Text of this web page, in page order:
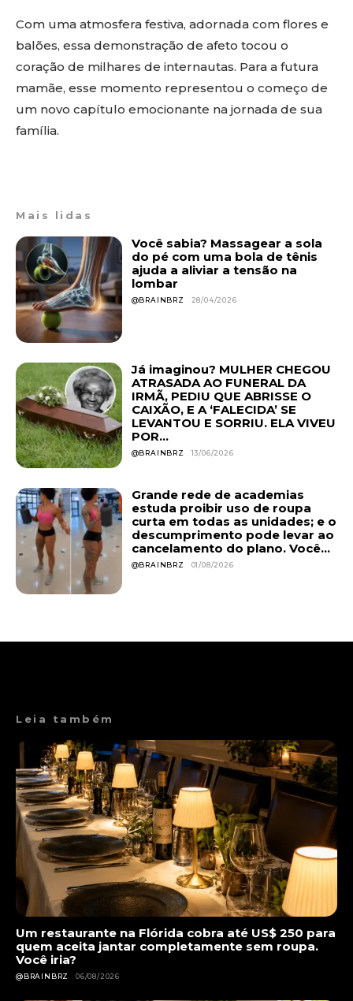
Com uma atmosfera festiva, adornada com flores e
balões, essa demonstração de afeto tocou o
coração de milhares de internautas. Para a futura
mamãe, esse momento representou o começo de
um novo capítulo emocionante na jornada de sua
família.
Mais lidas
Você sabia? Massagear a sola
do pé com uma bola de tênis
ajuda a aliviar a tensão na
lombar
@BRAINBRZ 28/04/2026
Já imaginou? MULHER CHEGOU
ATRASADA AO FUNERAL DA
IRMÃ, PEDIU QUE ABRISSE O
CAIXÃO, E A ‘FALECIDA’ SE
LEVANTOU E SORRIU. ELA VIVEU
POR...
@BRAINBRZ 13/06/2026
Grande rede de academias
estuda proibir uso de roupa
curta em todas as unidades; e o
descumprimento pode levar ao
cancelamento do plano. Você...
@BRAINBRZ 01/08/2026
Leia também
Um restaurante na Flórida cobra até US$ 250 para
quem aceita jantar completamente sem roupa.
Você iria?
@BRAINBRZ 06/08/2026